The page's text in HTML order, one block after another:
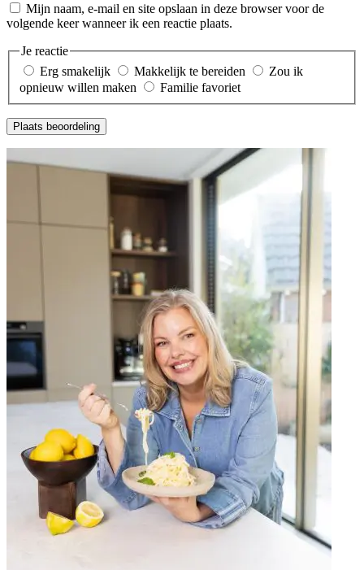
Mijn naam, e-mail en site opslaan in deze browser voor de
volgende keer wanneer ik een reactie plaats.
Je reactie
Erg smakelijk
Makkelijk te bereiden
Zou ik
opnieuw willen maken
Familie favoriet
Plaats beoordeling